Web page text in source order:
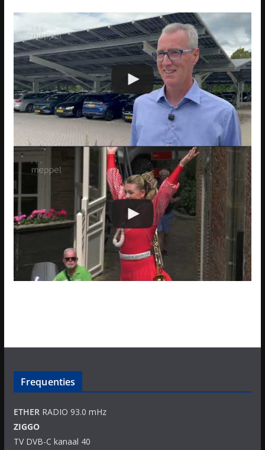
Frequenties
ETHERRADIO 93.0 mHz
ZIGGO
TV DVB-C kanaal 40